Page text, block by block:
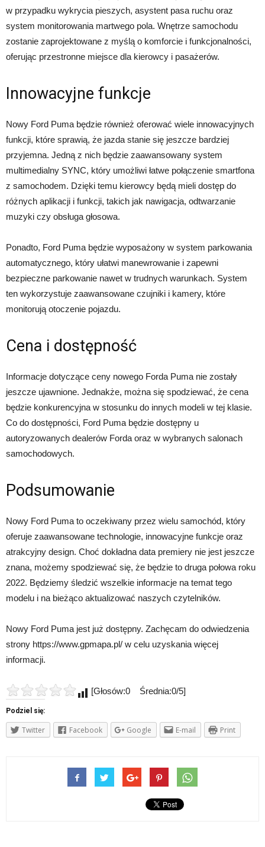
w przypadku wykrycia pieszych, asystent pasa ruchu oraz
system monitorowania martwego pola. Wnętrze samochodu
zostanie zaprojektowane z myślą o komforcie i funkcjonalności,
oferując przestronne miejsce dla kierowcy i pasażerów.
Innowacyjne funkcje
Nowy Ford Puma będzie również oferować wiele innowacyjnych
funkcji, które sprawią, że jazda stanie się jeszcze bardziej
przyjemna. Jedną z nich będzie zaawansowany system
multimedialny SYNC, który umożliwi łatwe połączenie smartfona
z samochodem. Dzięki temu kierowcy będą mieli dostęp do
różnych aplikacji i funkcji, takich jak nawigacja, odtwarzanie
muzyki czy obsługa głosowa.
Ponadto, Ford Puma będzie wyposażony w system parkowania
automatycznego, który ułatwi manewrowanie i zapewni
bezpieczne parkowanie nawet w trudnych warunkach. System
ten wykorzystuje zaawansowane czujniki i kamery, które
monitorują otoczenie pojazdu.
Cena i dostępność
Informacje dotyczące ceny nowego Forda Puma nie zostały
jeszcze ujawnione. Jednakże, można się spodziewać, że cena
będzie konkurencyjna w stosunku do innych modeli w tej klasie.
Co do dostępności, Ford Puma będzie dostępny u
autoryzowanych dealerów Forda oraz w wybranych salonach
samochodowych.
Podsumowanie
Nowy Ford Puma to oczekiwany przez wielu samochód, który
oferuje zaawansowane technologie, innowacyjne funkcje oraz
atrakcyjny design. Choć dokładna data premiery nie jest jeszcze
znana, możemy spodziewać się, że będzie to druga połowa roku
2022. Będziemy śledzić wszelkie informacje na temat tego
modelu i na bieżąco aktualizować naszych czytelników.
Nowy Ford Puma jest już dostępny. Zachęcam do odwiedzenia
strony https://www.gpmapa.pl/ w celu uzyskania więcej
informacji.
[Głosów:0 Średnia:0/5]
Podziel się:
Twitter Facebook Google E-mail Print